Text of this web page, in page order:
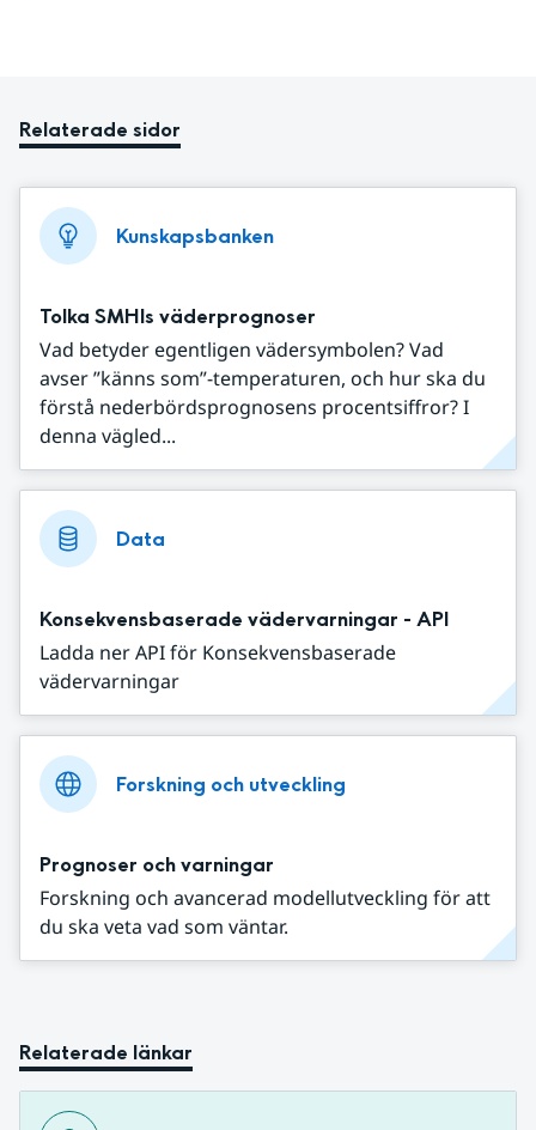
Relaterade sidor
Kunskapsbanken
Tolka SMHIs väderprognoser
Vad betyder egentligen vädersymbolen? Vad
avser ”känns som”-temperaturen, och hur ska du
förstå nederbördsprognosens procentsiffror? I
denna vägled...
Data
Konsekvensbaserade vädervarningar - API
Ladda ner API för Konsekvensbaserade
vädervarningar
Forskning och utveckling
Prognoser och varningar
Forskning och avancerad modellutveckling för att
du ska veta vad som väntar.
Relaterade länkar